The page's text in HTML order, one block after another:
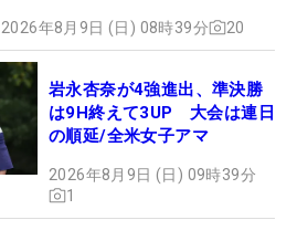
2026年8月9日 (日) 08時39分 20
岩永杏奈が4強進出、準決勝
は9H終えて3UP 大会は連日
の順延/全米女子アマ
2026年8月9日 (日) 09時39分
1